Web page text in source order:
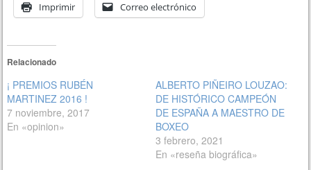
Imprimir Correo electrónico
Relacionado
¡ PREMIOS RUBÉN
MARTINEZ 2016 !
7 noviembre, 2017
En «opinion»
ALBERTO PIÑEIRO LOUZAO:
DE HISTÓRICO CAMPEÓN
DE ESPAÑA A MAESTRO DE
BOXEO
3 febrero, 2021
En «reseña biográfica»